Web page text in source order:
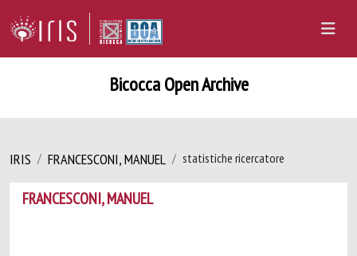
Bicocca Open Archive
IRIS FRANCESCONI, MANUEL statistiche ricercatore
FRANCESCONI, MANUEL